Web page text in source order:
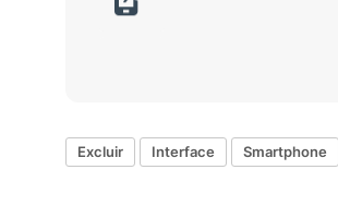
Excluir Interface Smartphone